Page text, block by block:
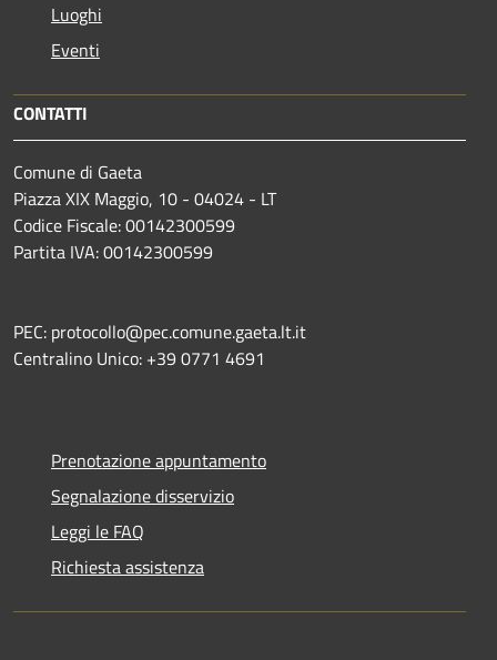
Luoghi
Eventi
CONTATTI
Comune di Gaeta
Piazza XIX Maggio, 10 - 04024 - LT
Codice Fiscale: 00142300599
Partita IVA: 00142300599
PEC: protocollo@pec.comune.gaeta.lt.it
Centralino Unico: +39 0771 4691
Prenotazione appuntamento
Segnalazione disservizio
Leggi le FAQ
Richiesta assistenza